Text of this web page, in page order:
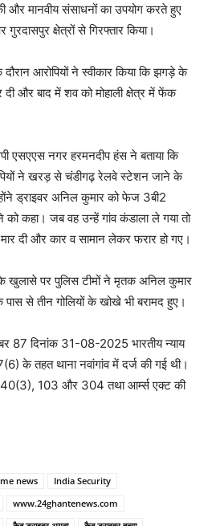
और मानवीय संसाधनों का उपयोग करते हुए
क्षेत्रों से गिरफ्तार किया।
आरोपियों ने स्वीकार किया कि झगड़े के
दी और बाद में शव को मोहाली क्षेत्र में फेंक
एसएएस नगर हरमनदीप हंस ने बताया कि
ने खरड़ से चंडीगढ़ रेलवे स्टेशन जाने के
ड्राइवर अनिल कुमार को फेज 3बी2
को कहा। जब वह उन्हें गांव कंडाला ले गया तो
दी और कार व सामान लेकर फरार हो गए।
के खुलासे पर पुलिस टीमों ने मृतक अनिल कुमार
से तीन गोलियों के खोखे भी बरामद हुए।
दिनांक 31-08-2025 भारतीय न्याय
के तहत थाना नवांगांव में दर्ज की गई थी।
103 और 304 तथा आर्म्स एक्ट की
news
India Security
www.24ghantenews.com